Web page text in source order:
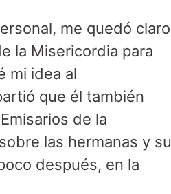
me quedó claro
la Misericordia para
mi idea al
que él también
de la
las hermanas y su
después, en la